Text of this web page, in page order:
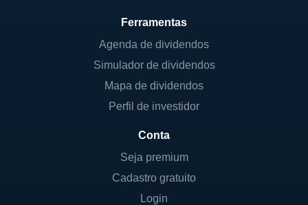
Ferramentas
Agenda de dividendos
Simulador de dividendos
Mapa de dividendos
Perfil de investidor
Conta
Seja premium
Cadastro gratuito
Login